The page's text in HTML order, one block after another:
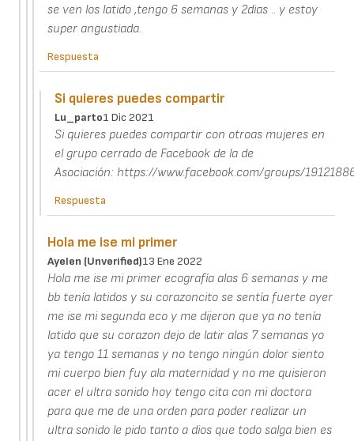
se ven los latido ,tengo 6 semanas y 2dias .. y estoy
super angustiada.
Respuesta
Si quieres puedes compartir
Lu_parto1 Dic 2021
Si quieres puedes compartir con otroas mujeres en
el grupo cerrado de Facebook de la de
Asociación: https://www.facebook.com/groups/
Respuesta
Hola me ise mi primer
Ayelen (unverified)13 Ene 2022
Hola me ise mi primer ecografía alas 6 semanas y me
bb tenía latidos y su corazoncito se sentía fuerte ayer
me ise mi segunda eco y me dijeron que ya no tenía
latido que su corazon dejo de latir alas 7 semanas yo
ya tengo 11 semanas y no tengo ningún dolor siento
mi cuerpo bien fuy ala maternidad y no me quisieron
acer el ultra sonido hoy tengo cita con mi doctora
para que me de una orden para poder realizar un
ultra sonido le pido tanto a dios que todo salga bien es